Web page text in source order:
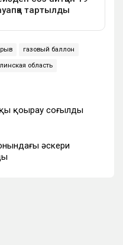
газовый баллон
область
қоңырау соғылды
әскери